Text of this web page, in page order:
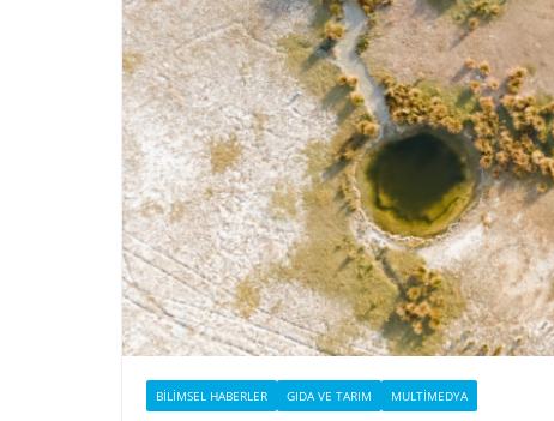
BILIMSEL HABERLER GIDA VE TARIM MULTIMEDYA